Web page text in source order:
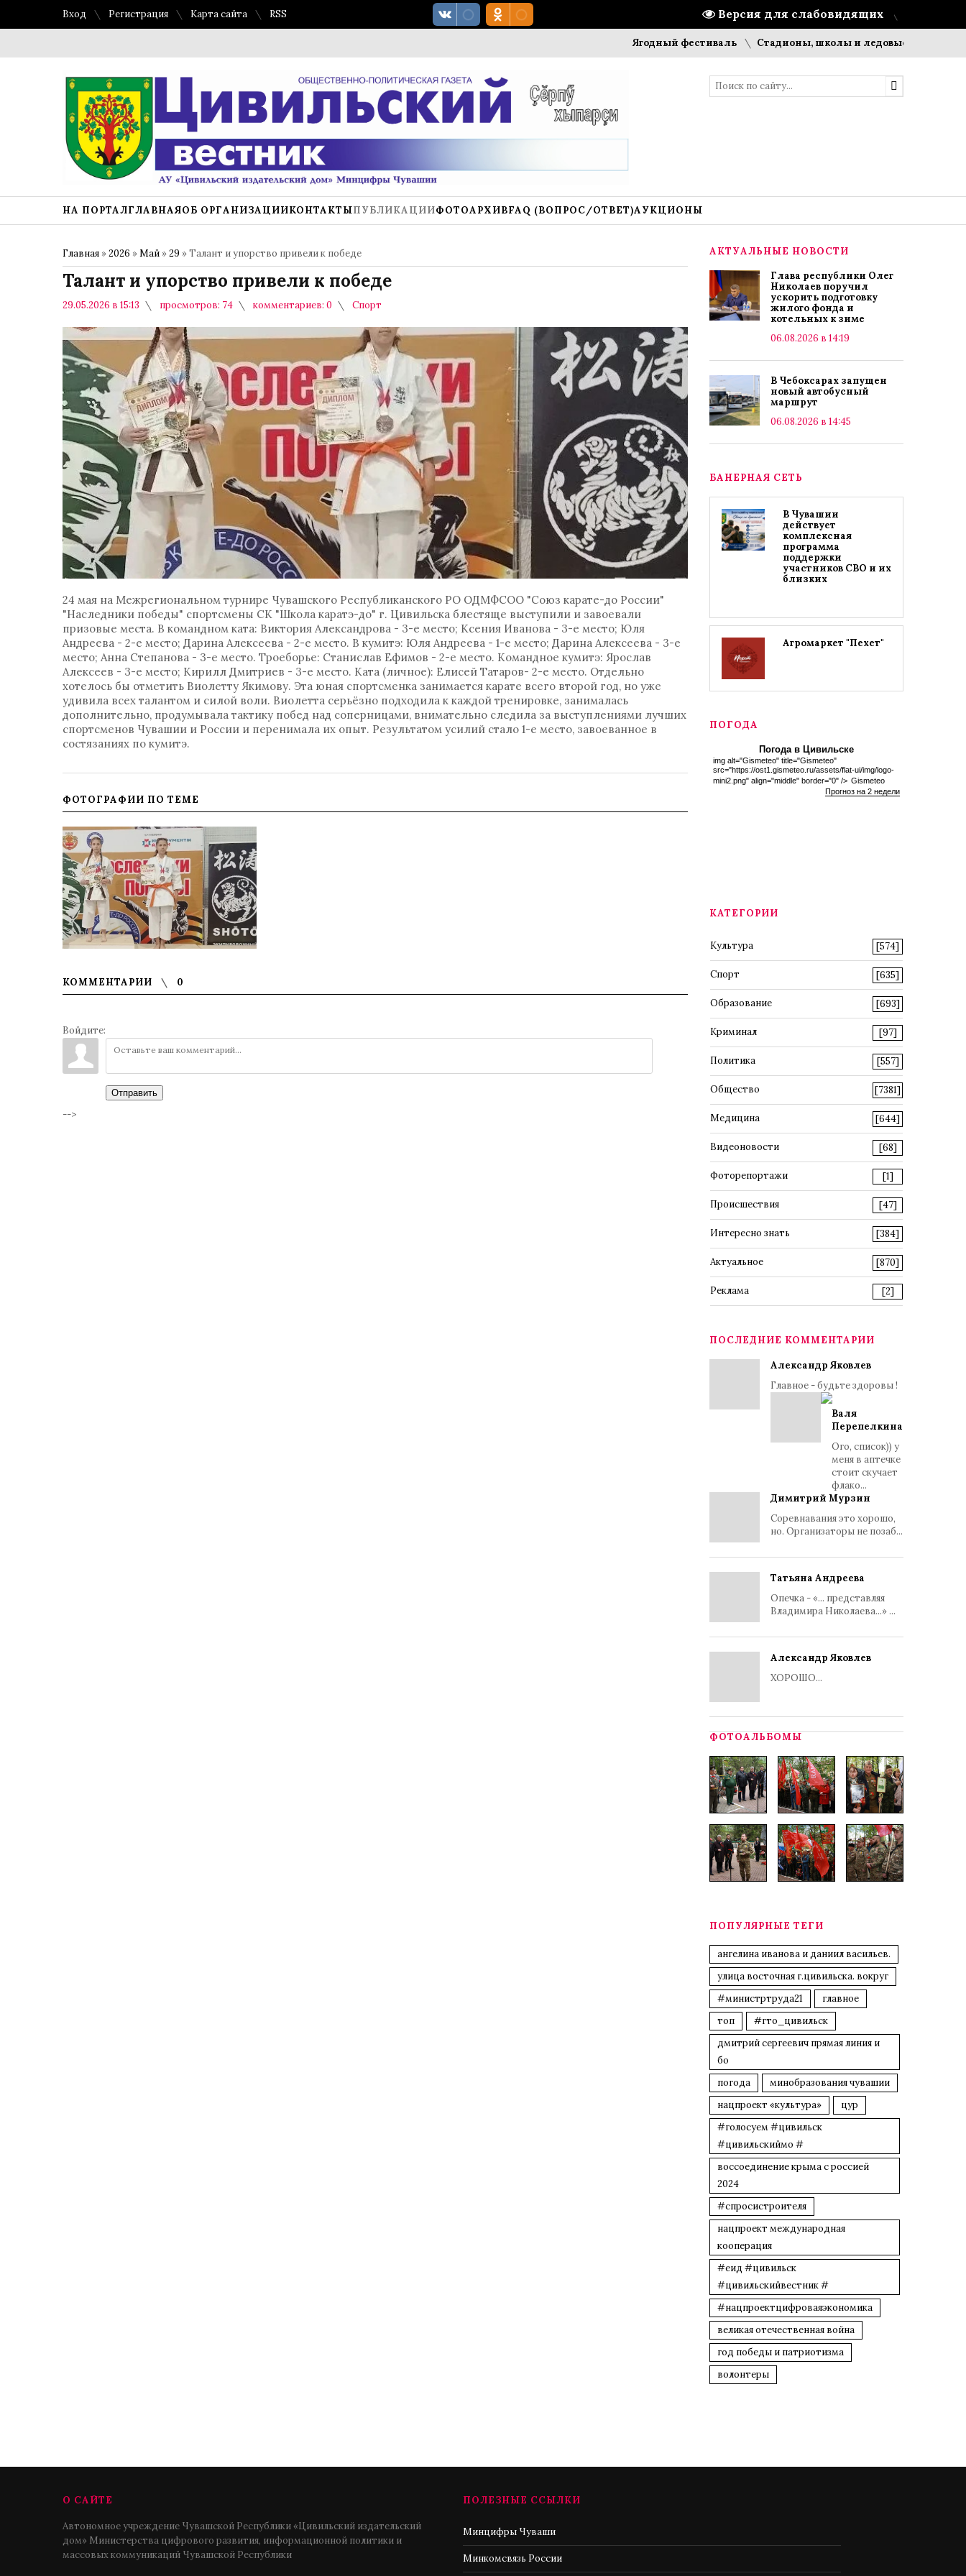
Версия для слабовидящих
Вход Регистрация Карта сайта RSS
Ягодный фестиваль Стадионы, школы и ледовые арены: что
НА ПОРТАЛГЛАВНАЯОБ ОРГАНИЗАЦИИКОНТАКТЫПУБЛИКАЦИИФОТОАРХИВFAQ (ВОПРОС/ОТВЕТ)АУКЦИОНЫ
Главная »2026 »Май »29 » Талант и упорство привели к победе
Талант и упорство привели к победе
29.05.2026 в 15:13 просмотров: 74 комментариев: 0 Спорт
24 мая на Межрегиональном турнире Чувашского Республиканского РО ОДМФСОО "Союз карате-до России"
"Наследники победы" спортсмены СК "Школа каратэ-до" г. Цивильска блестяще выступили и завоевали
призовые места. В командном ката: Виктория Александрова - 3-е место; Ксения Иванова - 3-е место; Юля
Андреева - 2-е место; Дарина Алексеева - 2-е место. В кумитэ: Юля Андреева - 1-е место; Дарина Алексеева - 3-е
место; Анна Степанова - 3-е место. Троеборье: Станислав Ефимов - 2-е место. Командное кумитэ: Ярослав
Алексеев - 3-е место; Кирилл Дмитриев - 3-е место. Ката (личное): Елисей Татаров- 2-е место. Отдельно
хотелось бы отметить Виолетту Якимову. Эта юная спортсменка занимается карате всего второй год, но уже
удивила всех талантом и силой воли. Виолетта серьёзно подходила к каждой тренировке, занималась
дополнительно, продумывала тактику побед над соперницами, внимательно следила за выступлениями лучших
спортсменов Чувашии и России и перенимала их опыт. Результатом усилий стало 1-е место, завоеванное в
состязаниях по кумитэ.
ФОТОГРАФИИ ПО ТЕМЕ
КОММЕНТАРИИ 0
Войдите:
Отправить
-->
АКТУАЛЬНЫЕ НОВОСТИ
Глава республики Олег
Николаев поручил
ускорить подготовку
жилого фонда и
котельных к зиме
06.08.2026 в 14:19
В Чебоксарах запущен
новый автобусный
маршрут
06.08.2026 в 14:45
БАНЕРНАЯ СЕТЬ
В Чувашии
действует
комплексная
программа
поддержки
участников СВО и их
близких
Агромаркет "Пехет"
ПОГОДА
Погода в Цивильске
img alt="Gismeteo" title="Gismeteo"
src="https://ost1.gismeteo.ru/assets/flat-ui/img/logo-
mini2.png" align="middle" border="0" /> Gismeteo
Прогноз на 2 недели
КАТЕГОРИИ
Культура [574]
Спорт [635]
Образование [693]
Криминал [97]
Политика [557]
Общество [7381]
Медицина [644]
Видеоновости [68]
Фоторепортажи [1]
Происшествия [47]
Интересно знать [384]
Актуальное [870]
Реклама [2]
ПОСЛЕДНИЕ КОММЕНТАРИИ
Александр Яковлев
Главное - будьте здоровы !
Валя
Перепелкина
Ого, список)) у
меня в аптечке
стоит скучает
флако...
Димитрий Мурзин
Соревнавания это хорошо,
но. Организаторы не позаб...
Татьяна Андреева
Опечка - «... представляя
Владимира Николаева...» ...
Александр Яковлев
ХОРОШО...
ФОТОАЛЬБОМЫ
ПОПУЛЯРНЫЕ ТЕГИ
ангелина иванова и даниил васильев.
улица восточная г.цивильска. вокруг
#министртруда21
главное
топ
#гто_цивильск
дмитрий сергеевич прямая линия и
бо
погода
минобразования чувашии
нацпроект «культура»
цур
#голосуем #цивильск
#цивильскиймо #
воссоединение крыма с россией
2024
#спросистроителя
нацпроект международная
кооперация
#еид #цивильск
#цивильскийвестник #
#нацпроектцифроваяэкономика
великая отечественная война
год победы и патриотизма
волонтеры
О САЙТЕ
Автономное учреждение Чувашской Республики «Цивильский издательский
дом» Министерства цифрового развития, информационной политики и
массовых коммуникаций Чувашской Республики
ПОЛЕЗНЫЕ ССЫЛКИ
Минцифры Чуваши
Минкомсвязь России